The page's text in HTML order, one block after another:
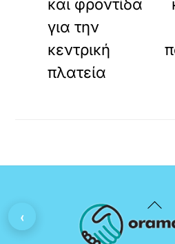
και φροντίδα
για την
κεντρική
πλατεία
Back
To
‹